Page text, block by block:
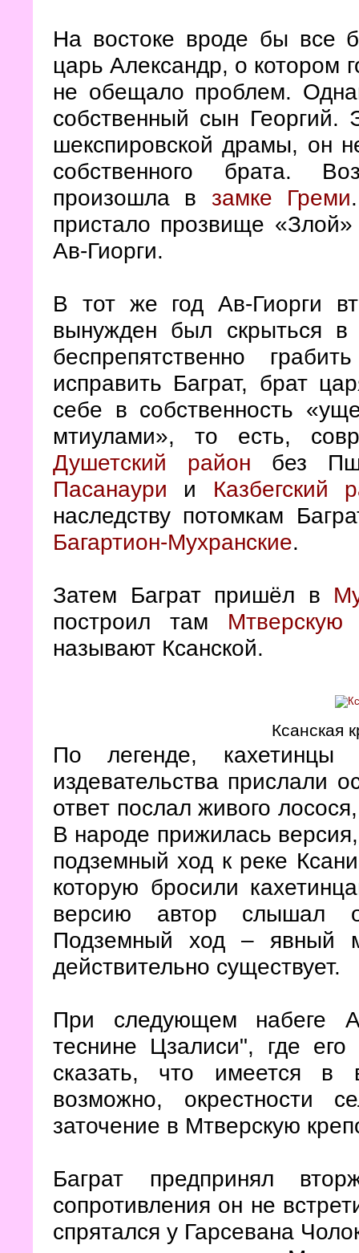
На востоке вроде бы все
царь Александр, о котором
не обещало проблем.
собственный сын
шекспировской драмы, он
собственного брата.
произошла в замке Греми
пристало прозвище
Ав-Гиорги.
В тот же год Ав-Гиорги
вынужден был скрыться в
беспрепятственно
исправить Баграт, брат
себе в собственность
мтиулами», то есть,
Душетский район без
Пасанаури и Казбегский
наследству потомкам
Багартион-Мухранские.
Затем Баграт пришёл в
построил там Мтверскую
называют Ксанской.
Ксанская
По легенде,
издевательства прислали
ответ послал живого
В народе прижилась
подземный ход к реке
которую бросили
версию автор слышал
Подземный ход – явный
действительно существует.
При следующем набеге
теснине Цзалиси", где
сказать, что имеется в
возможно, окрестности
заточение в Мтверскую
Баграт предпринял
сопротивления он не
спрятался у Гарсевана